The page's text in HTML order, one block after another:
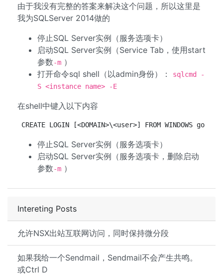
Intereting Posts
允许NSX出站互联网访问，同时保持微分段
如果我给一个Sendmail，Sendmail不会产生共鸣。
或Ctrl D
由于我没有完整的答案来解决这个问题，所以这里是
我为SQLServer 2014做的
停止SQL Server实例（服务选项卡）
启动SQL Server实例（Service Tab，使用start
参数-m ）
打开命令sql shell（以admin身份）：
sqlcmd -
S <instance name> -E
在shell中键入以下内容
CREATE LOGIN [<DOMAIN>\<user>] FROM WINDOWS
停止SQL Server实例（服务选项卡）
启动SQL Server实例（服务选项卡，删除启动
参数-m ）